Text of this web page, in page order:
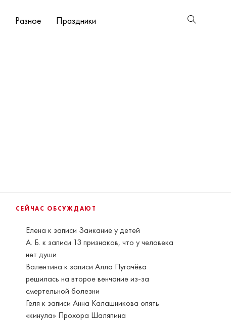
Разное Праздники
СЕЙЧАС ОБСУЖДАЮТ
Елена к записи Заикание у детей
А. Б. к записи 13 признаков, что у человека
нет души
Валентина к записиАлла Пугачёва
решилась на второе венчание из-за
смертельной болезни
Геля к записиАнна Калашникова опять
«кинула» Прохора Шаляпина